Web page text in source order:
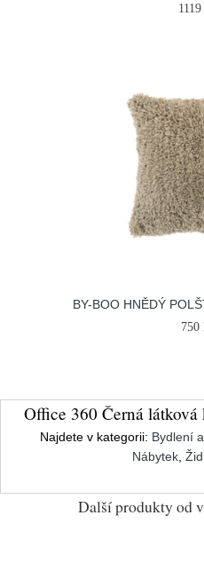
BY-BOO HNĚDÝ
750
Office 360 Černá
Najdete v kategorii: Bydlení
Nábytek,
Další produkty od